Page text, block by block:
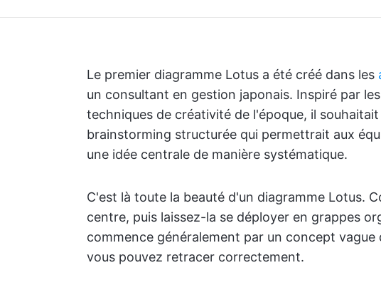
Le premier diagramme Lotus a été créé dans les
un consultant en gestion japonais. Inspiré par
techniques de créativité de l'époque, il
brainstorming structurée qui permettrait aux
une idée centrale de manière systématique.
C'est là toute la beauté d'un diagramme Lotus.
centre, puis laissez-la se déployer en grappes
commence généralement par un concept
vous pouvez retracer correctement.